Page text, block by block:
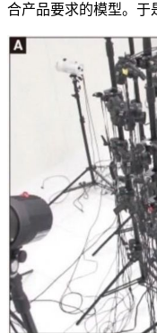
合产品要求的模型。于